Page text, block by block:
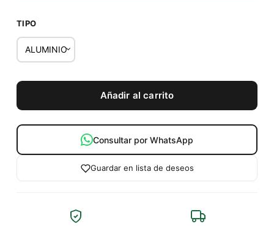
TIPO
Añadir al carrito
Consultar por WhatsApp
Guardar en lista de deseos